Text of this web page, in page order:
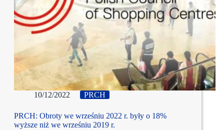
10/12/2022 PRCH
PRCH: Obroty we wrześniu 2022 r. były o 18%
wyższe niż we wrześniu 2019 r.